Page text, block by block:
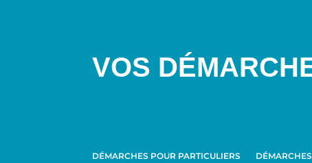
VOS
DÉMARCHES POUR PARTICULIERS